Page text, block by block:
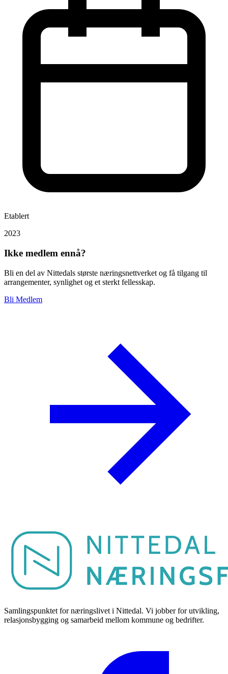
Etablert
2023
Ikke medlem ennå?
Bli en del av Nittedals største næringsnettverket og få tilgang til
arrangementer, synlighet og et sterkt fellesskap.
Bli Medlem
Samlingspunktet for næringslivet i Nittedal. Vi jobber for utvikling,
relasjonsbygging og samarbeid mellom kommune og bedrifter.